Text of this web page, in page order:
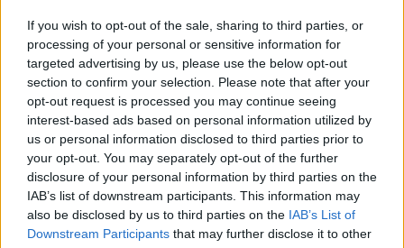
If you wish to opt-out of the sale, sharing to third parties, or
processing of your personal or sensitive information for
targeted advertising by us, please use the below opt-out
section to confirm your selection. Please note that after your
opt-out request is processed you may continue seeing
interest-based ads based on personal information utilized by
us or personal information disclosed to third parties prior to
your opt-out. You may separately opt-out of the further
disclosure of your personal information by third parties on the
IAB’s list of downstream participants. This information may
also be disclosed by us to third parties on the IAB’s List of
Downstream Participants that may further disclose it to other
ÖRÖMHÍR: TÍZ ÉVE NEM VOLT ILYEN ALACSONY AZ